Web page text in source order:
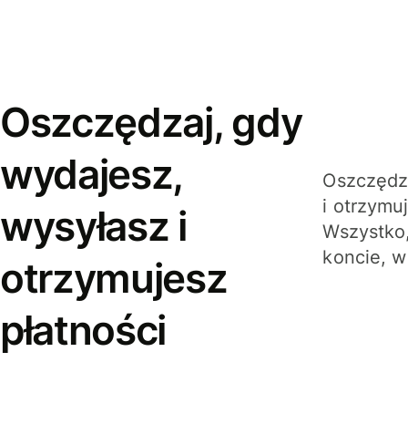
Oszczędzaj, gdy
wydajesz,
wysyłasz i
otrzymujesz
płatności
i
koncie,